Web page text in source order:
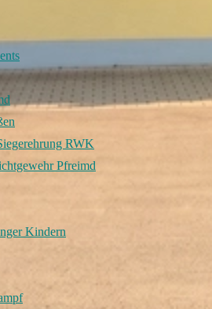
RWK
Pfreimd
Kindern